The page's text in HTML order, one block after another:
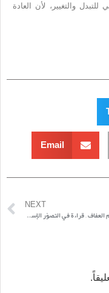
والتغيير، لأن العادة
Email
NEXT
الاحتجاب أم العفاف – قراءة في التصوّر الإسلامي